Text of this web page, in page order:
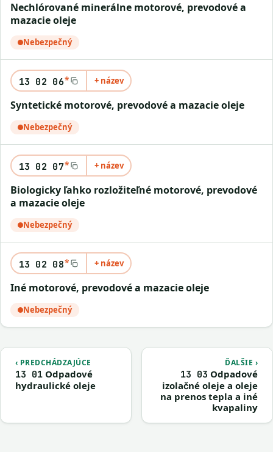
nechlórované minerálne motorové, prevodové a
mazacie oleje
Nebezpečný
13 02 06* + název
syntetické motorové, prevodové a mazacie oleje
Nebezpečný
13 02 07* + název
biologicky ľahko rozložiteľné motorové, prevodové
a mazacie oleje
Nebezpečný
13 02 08* + název
iné motorové, prevodové a mazacie oleje
Nebezpečný
‹ PREDCHÁDZAJÚCE
13 01 Odpadové
hydraulické oleje
ĎALŠIE ›
13 03 Odpadové
izolačné oleje a oleje
na prenos tepla a iné
kvapaliny